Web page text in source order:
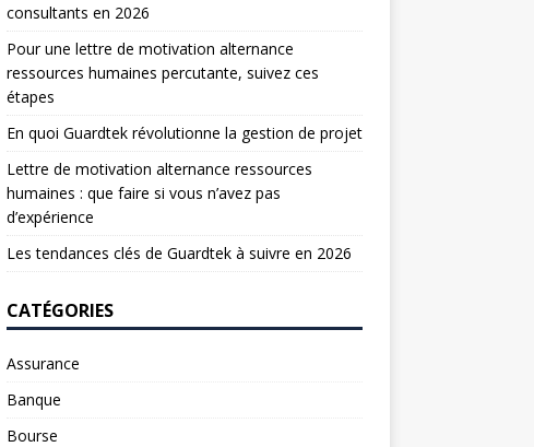
consultants en 2026
Pour une lettre de motivation alternance
ressources humaines percutante, suivez ces
étapes
En quoi Guardtek révolutionne la gestion de projet
Lettre de motivation alternance ressources
humaines : que faire si vous n’avez pas
d’expérience
Les tendances clés de Guardtek à suivre en 2026
CATÉGORIES
Assurance
Banque
Bourse